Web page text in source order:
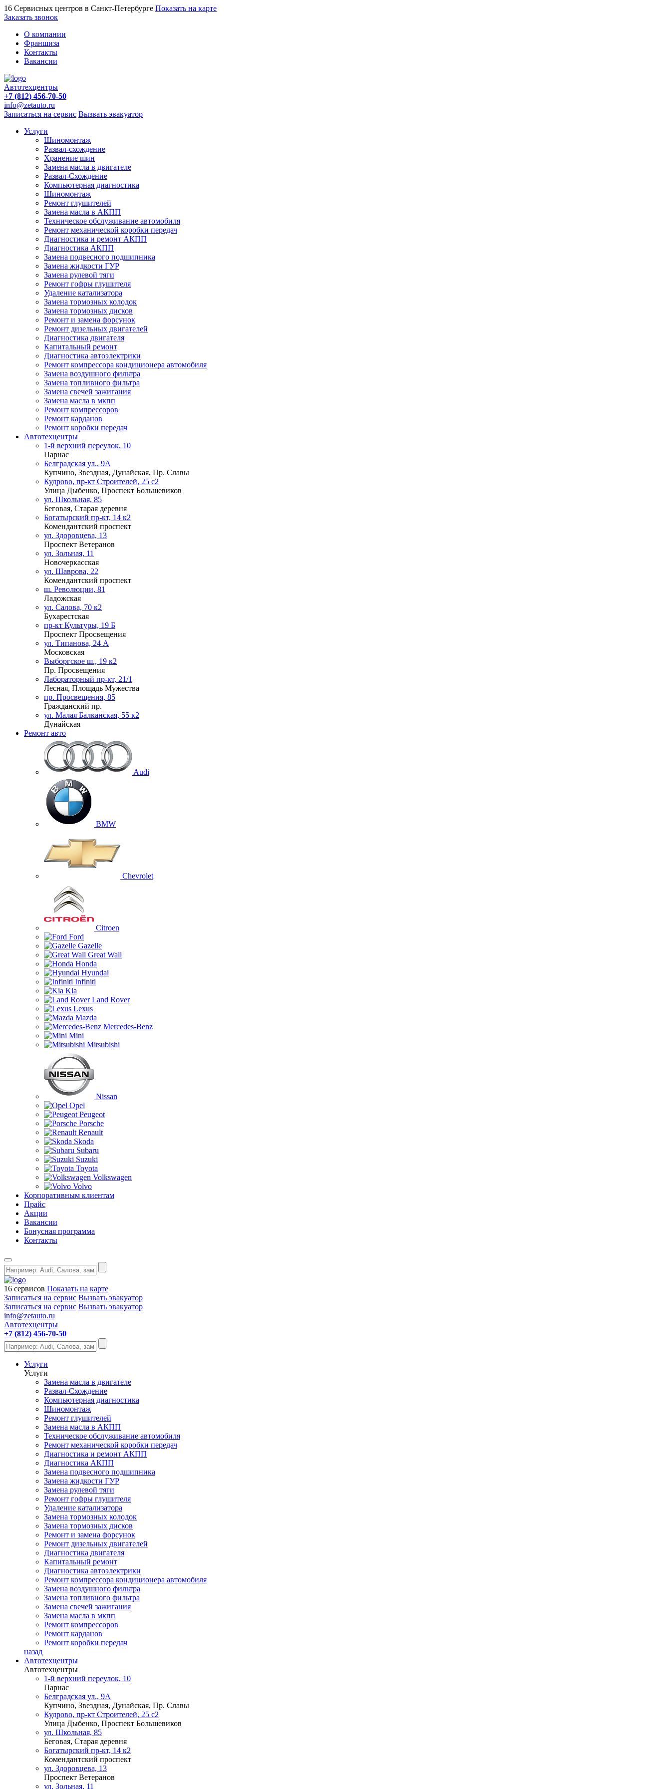
16 Сервисных центров в Санкт-Петербурге Показать на карте
Заказать звонок
О компании
Франшиза
Контакты
Вакансии
Автотехцентры
+7 (812) 456-70-50
info@zetauto.ru
Записаться на сервис Вызвать эвакуатор
Услуги
Шиномонтаж
Развал-схождение
Хранение шин
Замена масла в двигателе
Развал-Схождение
Компьютерная диагностика
Шиномонтаж
Ремонт глушителей
Замена масла в АКПП
Техническое обслуживание автомобиля
Ремонт механической коробки передач
Диагностика и ремонт АКПП
Диагностика АКПП
Замена подвесного подшипника
Замена жидкости ГУР
Замена рулевой тяги
Ремонт гофры глушителя
Удаление катализатора
Замена тормозных колодок
Замена тормозных дисков
Ремонт и замена форсунок
Ремонт дизельных двигателей
Диагностика двигателя
Капитальный ремонт
Диагностика автоэлектрики
Ремонт компрессора кондиционера автомобиля
Замена воздушного фильтра
Замена топливного фильтра
Замена свечей зажигания
Замена масла в мкпп
Ремонт компрессоров
Ремонт карданов
Ремонт коробки передач
Автотехцентры
1-й верхний переулок, 10
Парнас
Белградская ул., 9А
Купчино, Звездная, Дунайская, Пр. Славы
Кудрово, пр-кт Строителей, 25 с2
Улица Дыбенко, Проспект Большевиков
ул. Школьная, 85
Беговая, Старая деревня
Богатырский пр-кт, 14 к2
Комендантский проспект
ул. Здоровцева, 13
Проспект Ветеранов
ул. Зольная, 11
Новочеркасская
ул. Шаврова, 22
Комендантский проспект
ш. Революции, 81
Ладожская
ул. Салова, 70 к2
Бухарестская
пр-кт Культуры, 19 Б
Проспект Просвещения
ул. Типанова, 24 А
Московская
Выборгское ш., 19 к2
Пр. Просвещения
Лабораторный пр-кт, 21/1
Лесная, Площадь Мужества
пр. Просвещения, 85
Гражданский пр.
ул. Малая Балканская, 55 к2
Дунайская
Ремонт авто
Audi
BMW
Chevrolet
Citroen
Ford
Gazelle
Great Wall
Honda
Hyundai
Infiniti
Kia
Land Rover
Lexus
Mazda
Mercedes-Benz
Mini
Mitsubishi
Nissan
Opel
Peugeot
Porsche
Renault
Skoda
Subaru
Suzuki
Toyota
Volkswagen
Volvo
Корпоративным клиентам
Прайс
Акции
Вакансии
Бонусная программа
Контакты
16 сервисов Показать на карте
Записаться на сервис Вызвать эвакуатор
Записаться на сервис Вызвать эвакуатор
info@zetauto.ru
Автотехцентры
+7 (812) 456-70-50
Услуги
Услуги
Замена масла в двигателе
Развал-Схождение
Компьютерная диагностика
Шиномонтаж
Ремонт глушителей
Замена масла в АКПП
Техническое обслуживание автомобиля
Ремонт механической коробки передач
Диагностика и ремонт АКПП
Диагностика АКПП
Замена подвесного подшипника
Замена жидкости ГУР
Замена рулевой тяги
Ремонт гофры глушителя
Удаление катализатора
Замена тормозных колодок
Замена тормозных дисков
Ремонт и замена форсунок
Ремонт дизельных двигателей
Диагностика двигателя
Капитальный ремонт
Диагностика автоэлектрики
Ремонт компрессора кондиционера автомобиля
Замена воздушного фильтра
Замена топливного фильтра
Замена свечей зажигания
Замена масла в мкпп
Ремонт компрессоров
Ремонт карданов
Ремонт коробки передач
назад
Автотехцентры
Автотехцентры
1-й верхний переулок, 10
Парнас
Белградская ул., 9А
Купчино, Звездная, Дунайская, Пр. Славы
Кудрово, пр-кт Строителей, 25 с2
Улица Дыбенко, Проспект Большевиков
ул. Школьная, 85
Беговая, Старая деревня
Богатырский пр-кт, 14 к2
Комендантский проспект
ул. Здоровцева, 13
Проспект Ветеранов
ул. Зольная, 11